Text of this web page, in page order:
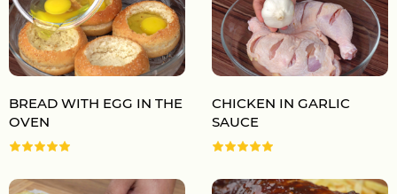
BREAD WITH EGG IN THE
OVEN
CHICKEN IN GARLIC
SAUCE